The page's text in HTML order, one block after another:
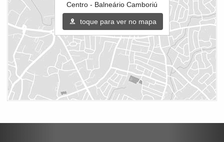
Centro - Balneário Camboriú
toque para ver no mapa